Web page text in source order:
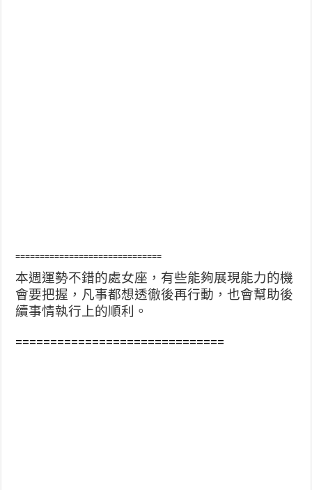
==============================
本週運勢不錯的處女座，有些能夠展現能力的機
會要把握，凡事都想透徹後再行動，也會幫助後
續事情執行上的順利。
==============================